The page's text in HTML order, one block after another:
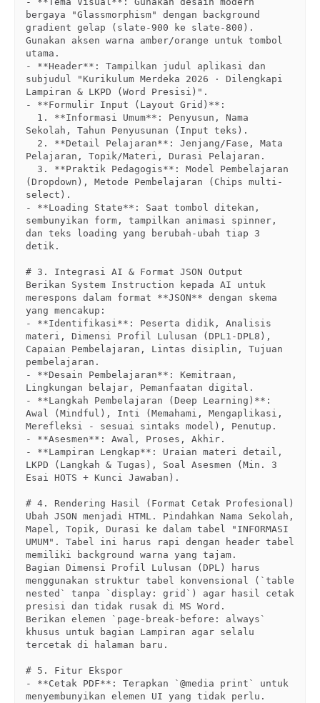
bergaya "Glassmorphism" dengan background
gradient gelap (slate-900 ke slate-800).
Gunakan aksen warna amber/orange untuk tombol
utama.
- **Header**: Tampilkan judul aplikasi dan
subjudul "Kurikulum Merdeka 2026 · Dilengkapi
Lampiran & LKPD (Word Presisi)".
- **Formulir Input (Layout Grid)**:
Sekolah, Tahun Penyusunan (Input teks).
Pelajaran, Topik/Materi, Durasi Pelajaran.
(Dropdown), Metode Pembelajaran (Chips multi-
select).
- **Loading State**: Saat tombol ditekan,
sembunyikan form, tampilkan animasi spinner,
dan teks loading yang berubah-ubah tiap 3
detik.
# 3. Integrasi AI & Format JSON Output
Berikan System Instruction kepada AI untuk
merespons dalam format **JSON** dengan skema
yang mencakup:
- **Identifikasi**: Peserta didik, Analisis
materi, Dimensi Profil Lulusan (DPL1-DPL8),
Capaian Pembelajaran, Lintas disiplin, Tujuan
pembelajaran.
- **Desain Pembelajaran**: Kemitraan,
Lingkungan belajar, Pemanfaatan digital.
- **Langkah Pembelajaran (Deep Learning)**:
Awal (Mindful), Inti (Memahami, Mengaplikasi,
Merefleksi - sesuai sintaks model), Penutup.
- **Asesmen**: Awal, Proses, Akhir.
- **Lampiran Lengkap**: Uraian materi detail,
LKPD (Langkah & Tugas), Soal Asesmen (Min. 3
Esai HOTS + Kunci Jawaban).
# 4. Rendering Hasil (Format Cetak Profesional)
Ubah JSON menjadi HTML. Pindahkan Nama Sekolah,
Mapel, Topik, Durasi ke dalam tabel "INFORMASI
UMUM". Tabel ini harus rapi dengan header tabel
memiliki background warna yang tajam.
Bagian Dimensi Profil Lulusan (DPL) harus
menggunakan struktur tabel konvensional (`table
nested` tanpa `display: grid`) agar hasil cetak
presisi dan tidak rusak di MS Word.
Berikan elemen `page-break-before: always`
khusus untuk bagian Lampiran agar selalu
tercetak di halaman baru.
# 5. Fitur Ekspor
- **Cetak PDF**: Terapkan `@media print` untuk
menyembunyikan elemen UI yang tidak perlu.